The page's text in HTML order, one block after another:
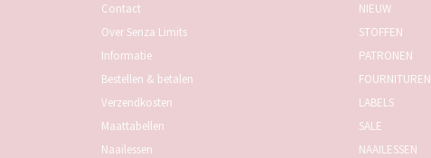
Contact
Over Senza Limits
Informatie
Bestellen & betalen
Verzendkosten
Maattabellen
Naailessen
NIEUW
STOFFEN
PATRONEN
FOURNITUREN
LABELS
SALE
NAAILESSEN